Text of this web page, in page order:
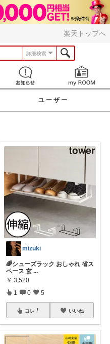
楽天トップへ
詳細検索
見つける お知らせ
ユーザー
mizuki
🌈シューズラック おしゃれ 省ス
ペース 玄 ...
￥ 3,520
1 0 5
コレ いいね